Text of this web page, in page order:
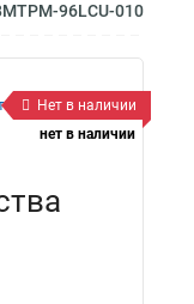
96LCU-010
Нет в наличии
нет в наличии